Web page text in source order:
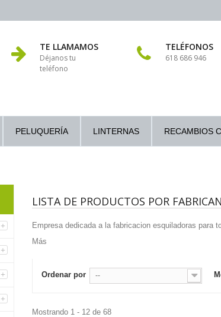
TE LLAMAMOS
Déjanos tu
teléfono
TELÉFONOS
618 686 946
PELUQUERÍA LINTERNAS RECAMBIOS
LISTA DE PRODUCTOS POR
Empresa dedicada a la fabricacion esquiladoras para
Más
Ordenar por --
Mostrando 1 - 12 de 68